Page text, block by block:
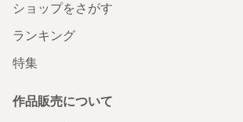
ショップをさがす
ランキング
特集
作品販売について